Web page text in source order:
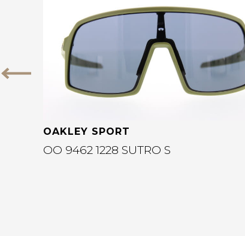
Vorige
Bekijk deze bril
OAKLEY SPORT
OO 9462 1228 SUTRO S